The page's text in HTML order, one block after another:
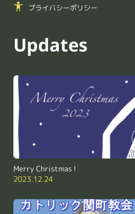
プライバシーポリシー
Updates
Merry Christmas !
2023.12.24